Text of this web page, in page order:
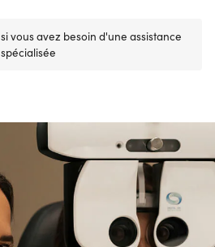
si vous avez besoin d'une assistance
spécialisée